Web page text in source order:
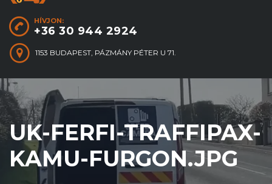
HÍVJON:
+36 30 944 2924
1153 BUDAPEST, PÁZMÁNY PÉTER U 71.
UK-FERFI-TRAFFIPAX-
KAMU-FURGON.JPG